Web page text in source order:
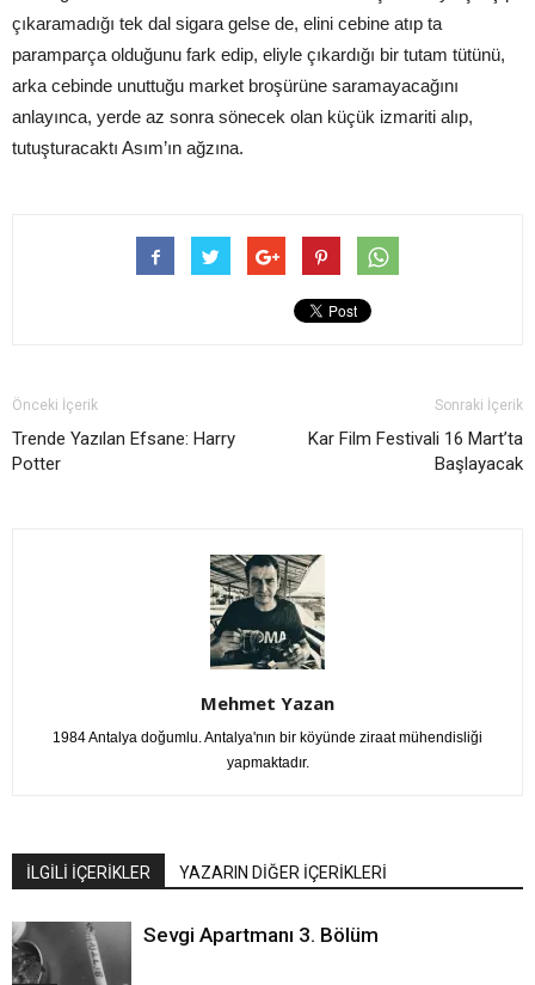
çıkaramadığı tek dal sigara gelse de, elini cebine atıp ta
paramparça olduğunu fark edip, eliyle çıkardığı bir tutam tütünü,
arka cebinde unuttuğu market broşürüne saramayacağını
anlayınca, yerde az sonra sönecek olan küçük izmariti alıp,
tutuşturacaktı Asım’ın ağzına.
Önceki İçerik
Trende Yazılan Efsane: Harry
Potter
Sonraki İçerik
Kar Film Festivali 16 Mart’ta
Başlayacak
Mehmet Yazan
1984 Antalya doğumlu. Antalya'nın bir köyünde ziraat mühendisliği
yapmaktadır.
İLGİLİ İÇERİKLER YAZARIN DİĞER İÇERİKLERİ
Sevgi Apartmanı 3. Bölüm